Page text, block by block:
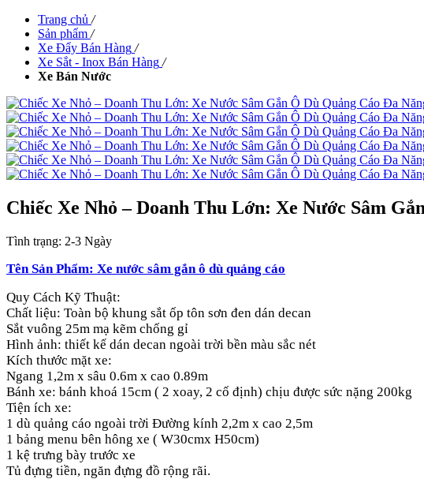
Trang chủ /
Sản phẩm /
Xe Đẩy Bán Hàng /
Xe Sắt - Inox Bán Hàng /
Xe Bán Nước
Chiếc Xe Nhỏ – Doanh Thu Lớn: Xe Nước Sâm
Tình trạng: 2-3 Ngày
Tên Sản Phẩm: Xe nước sâm gắn ô dù quảng cáo
Quy Cách Kỹ Thuật:
Chất liệu: Toàn bộ khung sắt ốp tôn sơn đen dán decan
Sắt vuông 25m mạ kẽm chống gỉ
Hình ảnh: thiết kế dán decan ngoài trời bền màu sắc nét
Kích thước mặt xe:
Ngang 1,2m x sâu 0.6m x cao 0.89m
Bánh xe: bánh khoá 15cm ( 2 xoay, 2 cố định) chịu được sức nặng 200kg
Tiện ích xe:
1 dù quảng cáo ngoài trời Đường kính 2,2m x cao 2,5m
1 bảng menu bên hông xe ( W30cmx H50cm)
1 kệ trưng bày trước xe
Tủ đựng tiền, ngăn đựng đồ rộng rãi.